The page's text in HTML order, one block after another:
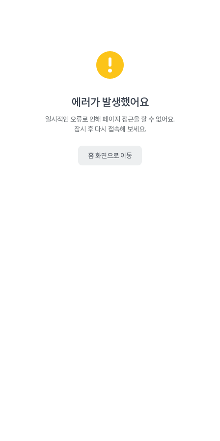
에러가 발생했어요
일시적인 오류로 인해 페이지 접근을 할 수 없어요.
잠시 후 다시 접속해 보세요.
홈 화면으로 이동